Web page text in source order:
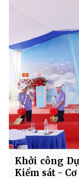
Khởi công
Kiểm sát -